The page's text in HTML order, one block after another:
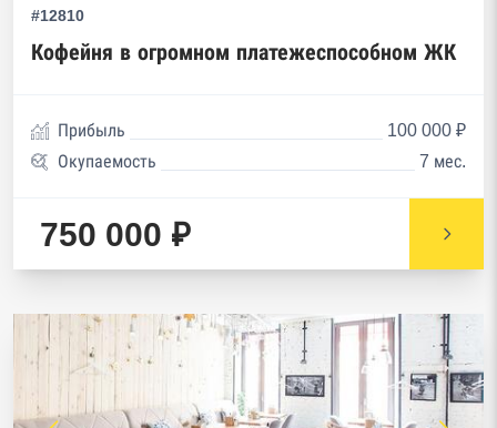
#12810
Кофейня в огромном платежеспособном ЖК
Прибыль
100 000 ₽
Окупаемость
7 мес.
750 000 ₽